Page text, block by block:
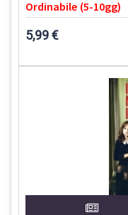
Ordinabile (5-10gg)
5,99 €